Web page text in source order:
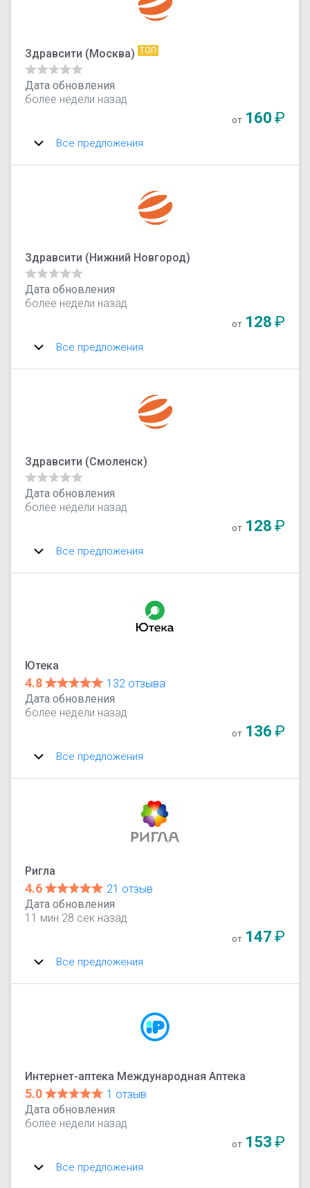
Здравсити (Москва) ТОП
Дата обновления
более недели назад
от 160₽
Все предложения
Здравсити (‎Нижний Новгород)
Дата обновления
более недели назад
от 128₽
Все предложения
Здравсити (Смоленск)
Дата обновления
более недели назад
от 128₽
Все предложения
Ютека
4.8
132 отзыва
Дата обновления
более недели назад
от 136₽
Все предложения
Ригла
4.6
21 отзыв
Дата обновления
11 мин 28 сек назад
от 147₽
Все предложения
Интернет-аптека Международная Аптека
5.0
1 отзыв
Дата обновления
более недели назад
от 153₽
Все предложения